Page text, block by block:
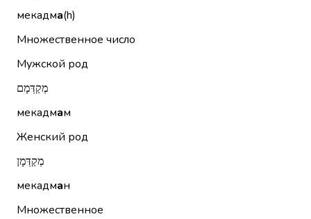
мекадма(h)
Множественное число
Мужской род
מְקַדְּמָם
мекадмам
Женский род
מְקַדְּמָן
мекадман
Множественное